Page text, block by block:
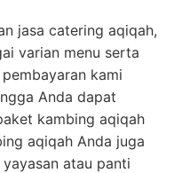
jasa catering aqiqah,
varian menu serta
kami
Anda dapat
kambing aqiqah
aqiqah Anda juga
atau panti